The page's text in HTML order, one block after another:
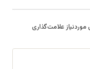
علامت‌گذاری